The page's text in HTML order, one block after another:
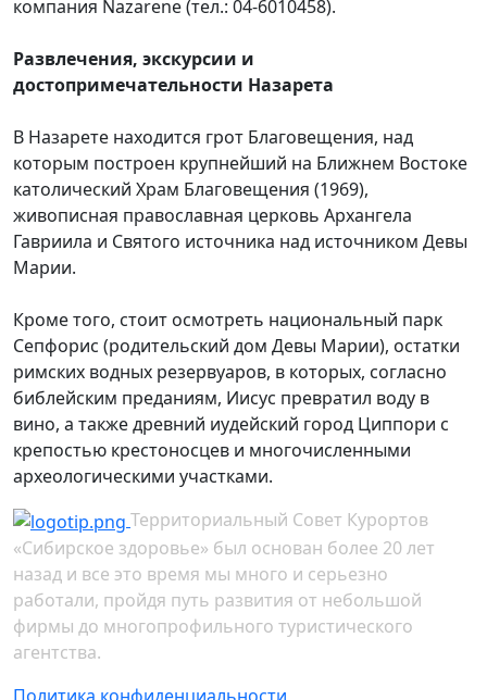
компания Nazarene (тел.: 04-6010458).
Развлечения, экскурсии и
достопримечательности Назарета
В Назарете находится грот Благовещения, над
которым построен крупнейший на Ближнем Востоке
католический Храм Благовещения (1969),
живописная православная церковь Архангела
Гавриила и Святого источника над источником Девы
Марии.
Кроме того, стоит осмотреть национальный парк
Сепфорис (родительский дом Девы Марии), остатки
римских водных резервуаров, в которых, согласно
библейским преданиям, Иисус превратил воду в
вино, а также древний иудейский город Циппори с
крепостью крестоносцев и многочисленными
археологическими участками.
Территориальный Совет Курортов
«Сибирское здоровье» был основан более 20 лет
назад и все это время мы много и серьезно
работали, пройдя путь развития от небольшой
фирмы до многопрофильного туристического
агентства.